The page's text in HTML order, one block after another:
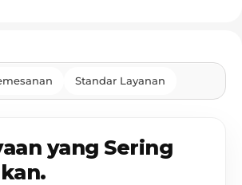
Standar Layanan
yang Sering